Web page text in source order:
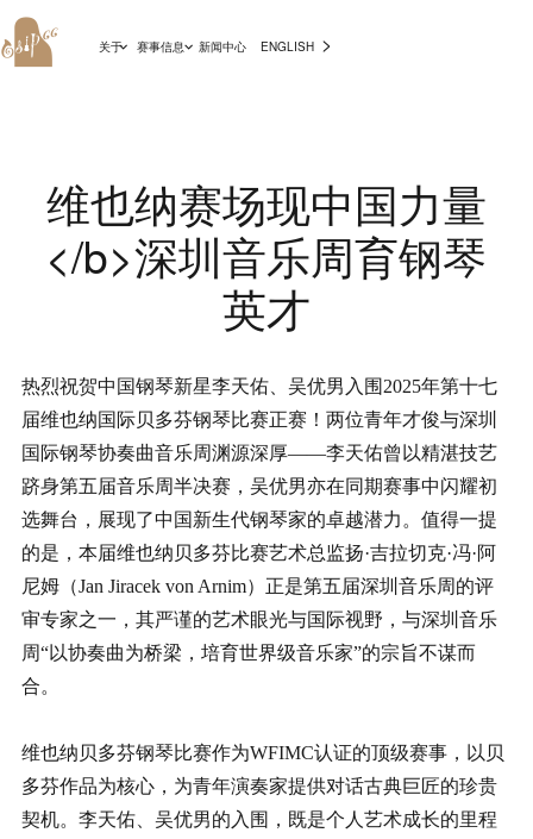
关于 赛事信息 新闻中心 >
ENGLISH
维也纳赛场现中国力量
</b>深圳音乐周育钢琴
英才
热烈祝贺中国钢琴新星李天佑、吴优男入围2025年第十七
届维也纳国际贝多芬钢琴比赛正赛！两位青年才俊与深圳
国际钢琴协奏曲音乐周渊源深厚——李天佑曾以精湛技艺
跻身第五届音乐周半决赛，吴优男亦在同期赛事中闪耀初
选舞台，展现了中国新生代钢琴家的卓越潜力。值得一提
的是，本届维也纳贝多芬比赛艺术总监扬·吉拉切克·冯·阿
尼姆（Jan Jiracek von Arnim）正是第五届深圳音乐周的评
审专家之一，其严谨的艺术眼光与国际视野，与深圳音乐
周“以协奏曲为桥梁，培育世界级音乐家”的宗旨不谋而
合。
维也纳贝多芬钢琴比赛作为WFIMC认证的顶级赛事，以贝
多芬作品为核心，为青年演奏家提供对话古典巨匠的珍贵
契机。李天佑、吴优男的入围，既是个人艺术成长的里程